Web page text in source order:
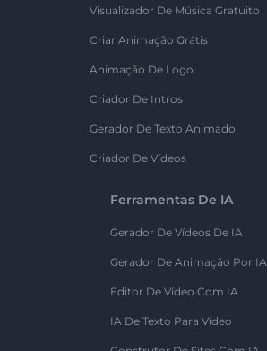
Visualizador De Música Gratuito
Criar Animação Grátis
Animação De Logo
Criador De Intros
Gerador De Texto Animado
Criador De Vídeos
Ferramentas De IA
Gerador De Vídeos De IA
Gerador De Animação Por IA
Editor De Vídeo Com IA
IA De Texto Para Vídeo